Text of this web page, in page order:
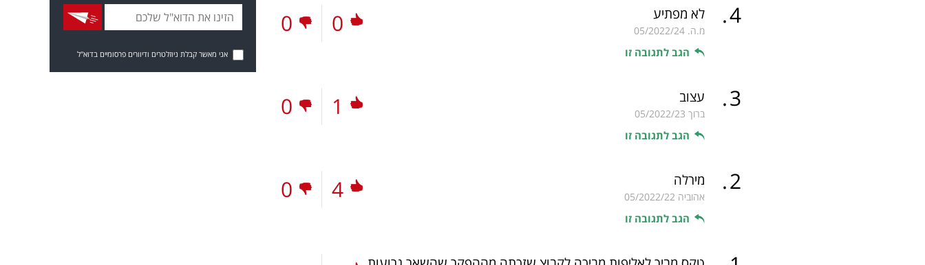
4
. לא מפתיע
מ.ה. 05/2022/24
הגב לתגובה זו
0
0
3
. עצוב
ברוך 05/2022/23
הגב לתגובה זו
1
0
2
. מירלה
אהוביה 05/2022/22
הגב לתגובה זו
4
0
אני מאשר קבלת ניוזלטרים ודיוורים פרסומיים בדוא"ל